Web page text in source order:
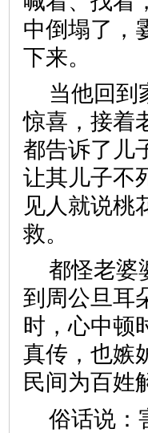
中倒塌了，
下来。
当他回到
惊喜，接着
都告诉了儿
让其儿子不
见人就说桃
救。
都怪老婆
到周公旦耳
时，心中顿
真传，也嫉
民间为百姓
俗话说：